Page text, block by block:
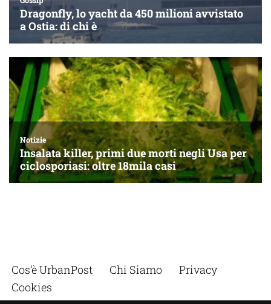
Cos’è UrbanPost Chi Siamo
Privacy
Cookies